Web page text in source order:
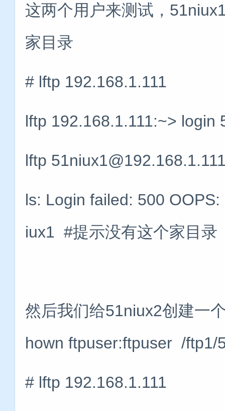
这两个用户来测试，
家目录
# lftp 192.168.1.111
lftp 192.168.1.111:~> login
lftp
ls: Login failed: 500
iux1 #提示没有这个家目录
然后我们给51niux2创建一
hown ftpuser:ftpuser /ftp1/
# lftp 192.168.1.111